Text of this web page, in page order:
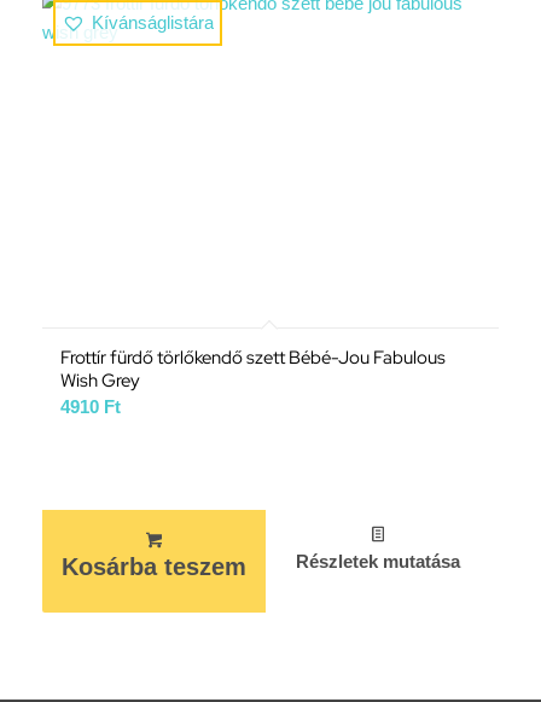
Kívánságlistára
Frottír fürdő törlőkendő szett Bébé-Jou Fabulous
Wish Grey
4910 Ft
Kosárba teszem Részletek mutatása